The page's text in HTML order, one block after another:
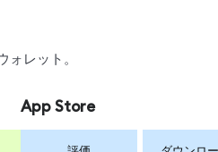
レット。
App Store